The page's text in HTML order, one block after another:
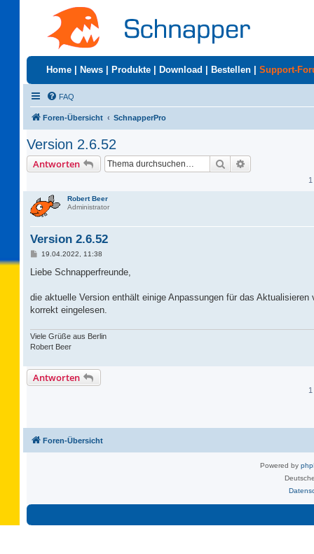
Home News Produkte Download Bestellen Support-
FAQ
Foren-Übersicht SchnapperPro
Version 2.6.52
Antworten Suche
Robert Beer
Administrator
Version 2.6.52
B
i
a
19.04.2022, 11:38
Liebe Schnapperfreunde,
die aktuelle Version enthält einige Anpassungen für das
korrekt eingelesen.
Viele Grüße aus Berlin
Robert Beer
Antworten
Foren-Übersicht
Powered by